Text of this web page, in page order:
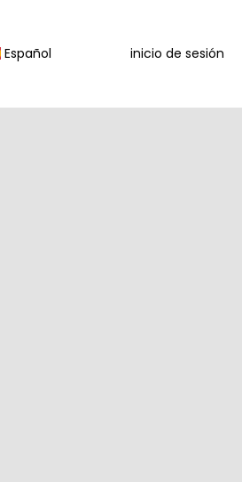
Español inicio de sesión